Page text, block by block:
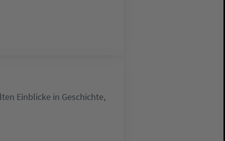
Einblicke in Geschichte,